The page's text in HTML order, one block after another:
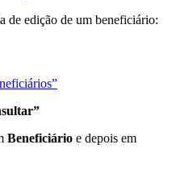
de edição de um beneficiário:
Beneficiário e depois em